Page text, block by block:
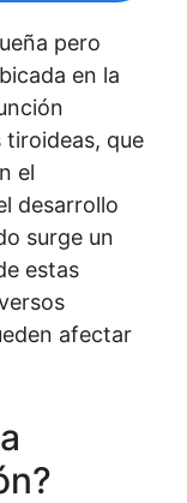
pero
en la
que
el
desarrollo
surge un
estas
afectar